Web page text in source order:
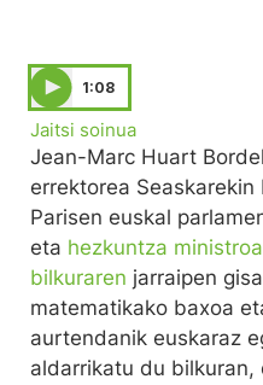
1:08
Jaitsi soinua
Jean-Marc Huart
errektorea
Parisen euskal
eta hezkuntza
bilkuraren jarraipen
matematikako baxoa
aurtendanik euskaraz
aldarrikatu du